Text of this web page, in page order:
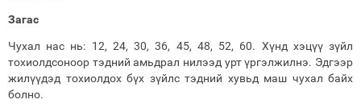
Загас
Чухал нас нь: 12, 24, 30, 36, 45, 48, 52, 60. Хүнд хэцүү зүйл
тохиолдсоноор тэдний амьдрал нилээд урт үргэлжилнэ. Эдгээр
жилүүдэд тохиолдох бүх зүйлс тэдний хувьд маш чухал байх
болно.